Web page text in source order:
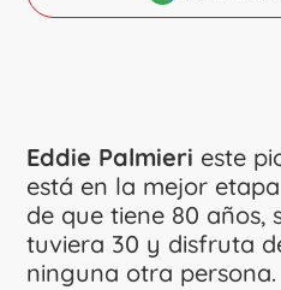
Eddie Palmieri este
está en la mejor
de que tiene 80 años,
tuviera 30 y disfruta
ninguna otra persona.